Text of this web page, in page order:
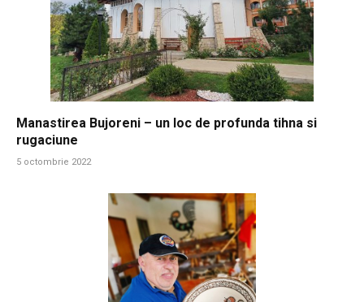
Manastirea Bujoreni – un loc de profunda tihna si
rugaciune
5 octombrie 2022